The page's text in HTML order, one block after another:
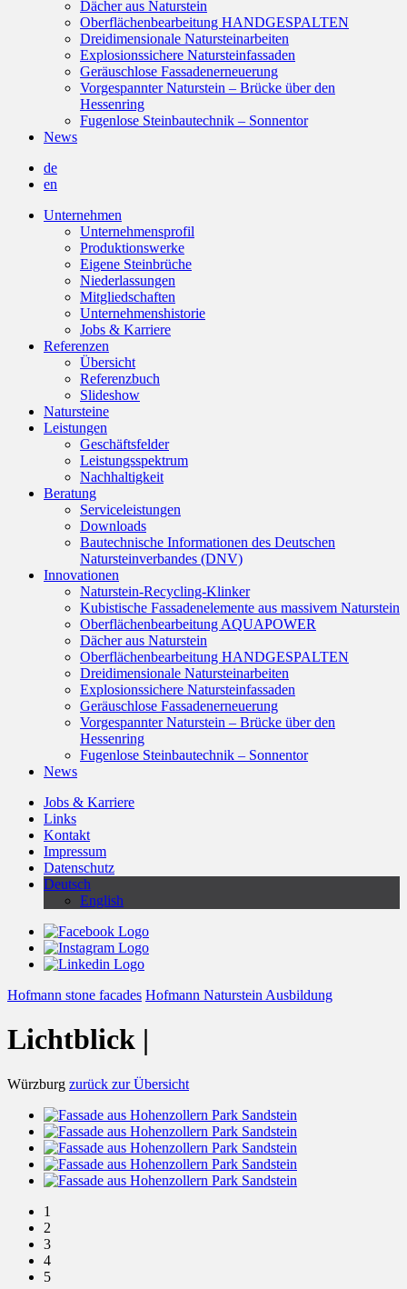
Dächer aus Naturstein
Oberflächenbearbeitung HANDGESPALTEN
Dreidimensionale Natursteinarbeiten
Explosionssichere Natursteinfassaden
Geräuschlose Fassadenerneuerung
Vorgespannter Naturstein – Brücke über den
Hessenring
Fugenlose Steinbautechnik – Sonnentor
News
de
en
Unternehmen
Unternehmensprofil
Produktionswerke
Eigene Steinbrüche
Niederlassungen
Mitgliedschaften
Unternehmenshistorie
Jobs & Karriere
Referenzen
Übersicht
Referenzbuch
Slideshow
Natursteine
Leistungen
Geschäftsfelder
Leistungsspektrum
Nachhaltigkeit
Beratung
Serviceleistungen
Downloads
Bautechnische Informationen des Deutschen
Natursteinverbandes (DNV)
Innovationen
Naturstein-Recycling-Klinker
Kubistische Fassadenelemente aus massivem Naturstein
Oberflächenbearbeitung AQUAPOWER
Dächer aus Naturstein
Oberflächenbearbeitung HANDGESPALTEN
Dreidimensionale Natursteinarbeiten
Explosionssichere Natursteinfassaden
Geräuschlose Fassadenerneuerung
Vorgespannter Naturstein – Brücke über den
Hessenring
Fugenlose Steinbautechnik – Sonnentor
News
Jobs & Karriere
Links
Kontakt
Impressum
Datenschutz
Deutsch
English
Hofmann stone facades Hofmann Naturstein Ausbildung
Lichtblick |
Würzburg zurück zur Übersicht
1
2
3
4
5